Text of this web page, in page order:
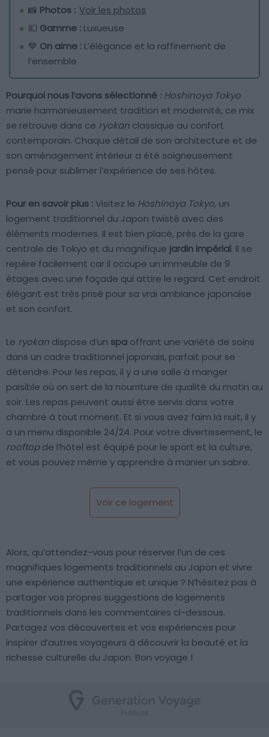
📸 Photos : Voir les photos
💶 Gamme : Luxueuse
💙 On aime : L’élégance et la raffinement de
l’ensemble
Pourquoi nous l’avons sélectionné : Hoshinoya Tokyo
marie harmonieusement tradition et modernité, ce mix
se retrouve dans ce ryokan classique au confort
contemporain. Chaque détail de son architecture et de
son aménagement intérieur a été soigneusement
pensé pour sublimer l’expérience de ses hôtes.
Pour en savoir plus :Visitez le Hoshinoya Tokyo, un
logement traditionnel du Japon twisté avec des
éléments modernes. Il est bien placé, près de la gare
centrale de Tokyo et du magnifique jardin impérial. Il se
repère facilement car il occupe un immeuble de 9
étages avec une façade qui attire le regard. Cet endroit
élégant est très prisé pour sa vrai ambiance japonaise
et son confort.
Le ryokan dispose d’un spa offrant une variété de soins
dans un cadre traditionnel japonais, parfait pour se
détendre. Pour les repas, il y a une salle à manger
paisible où on sert de la nourriture de qualité du matin au
soir. Les repas peuvent aussi être servis dans votre
chambre à tout moment. Et si vous avez faim la nuit, il y
a un menu disponible 24/24. Pour votre divertissement, le
rooftopde l’hôtel est équipé pour le sport et la culture,
et vous pouvez même y apprendre à manier un sabre.
Voir ce logement
Alors, qu’attendez-vous pour réserver l’un de ces
magnifiques logements traditionnels au Japon et vivre
une expérience authentique et unique ? N’hésitez pas à
partager vos propres suggestions de logements
traditionnels dans les commentaires ci-dessous.
Partagez vos découvertes et vos expériences pour
inspirer d’autres voyageurs à découvrir la beauté et la
richesse culturelle du Japon. Bon voyage !